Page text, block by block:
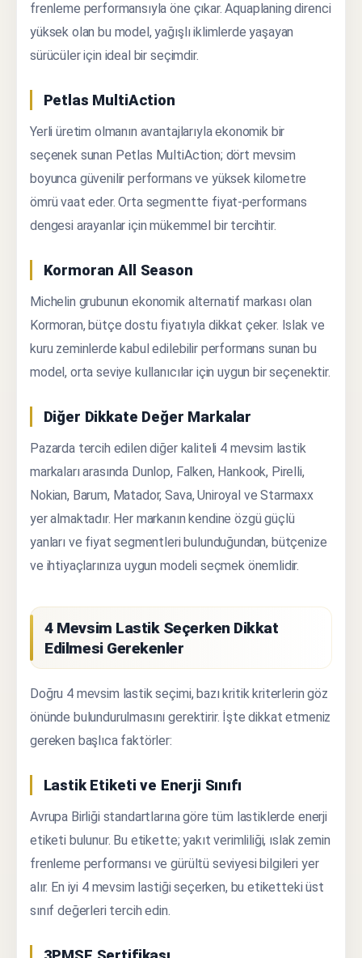
frenleme performansıyla öne çıkar. Aquaplaning direnci
yüksek olan bu model, yağışlı iklimlerde yaşayan
sürücüler için ideal bir seçimdir.
Petlas MultiAction
Yerli üretim olmanın avantajlarıyla ekonomik bir
seçenek sunan Petlas MultiAction; dört mevsim
boyunca güvenilir performans ve yüksek kilometre
ömrü vaat eder. Orta segmentte fiyat-performans
dengesi arayanlar için mükemmel bir tercihtir.
Kormoran All Season
Michelin grubunun ekonomik alternatif markası olan
Kormoran, bütçe dostu fiyatıyla dikkat çeker. Islak ve
kuru zeminlerde kabul edilebilir performans sunan bu
model, orta seviye kullanıcılar için uygun bir seçenektir.
Diğer Dikkate Değer Markalar
Pazarda tercih edilen diğer kaliteli 4 mevsim lastik
markaları arasında Dunlop, Falken, Hankook, Pirelli,
Nokian, Barum, Matador, Sava, Uniroyal ve Starmaxx
yer almaktadır. Her markanın kendine özgü güçlü
yanları ve fiyat segmentleri bulunduğundan, bütçenize
ve ihtiyaçlarınıza uygun modeli seçmek önemlidir.
4 Mevsim Lastik Seçerken Dikkat
Edilmesi Gerekenler
Doğru 4 mevsim lastik seçimi, bazı kritik kriterlerin göz
önünde bulundurulmasını gerektirir. İşte dikkat etmeniz
gereken başlıca faktörler:
Lastik Etiketi ve Enerji Sınıfı
Avrupa Birliği standartlarına göre tüm lastiklerde enerji
etiketi bulunur. Bu etikette; yakıt verimliliği, ıslak zemin
frenleme performansı ve gürültü seviyesi bilgileri yer
alır. En iyi 4 mevsim lastiği seçerken, bu etiketteki üst
sınıf değerleri tercih edin.